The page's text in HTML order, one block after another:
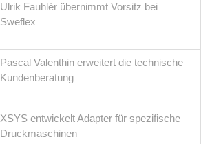
Ulrik Fauhlér übernimmt Vorsitz bei
Sweflex
Pascal Valenthin erweitert die technische
Kundenberatung
XSYS entwickelt Adapter für spezifische
Druckmaschinen